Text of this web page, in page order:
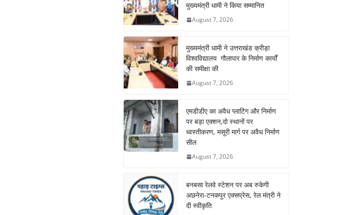
मुख्यमंत्री धामी ने किया सम्मानित
August 7, 2026
मुख्यमंत्री धामी ने उत्तराखंड क्रीड़ा
विश्वविद्यालय गौलापार के निर्माण कार्यों
की समीक्षा की
August 7, 2026
एमडीडीए का अवैध प्लाटिंग और निर्माण
पर बड़ा एक्शन,दो स्थानों पर
ध्वस्तीकरण, मसूरी मार्ग पर अवैध निर्माण
सील
August 7, 2026
बनबसा रेलवे स्टेशन पर अब रुकेगी
अछनेरा-टनकपुर एक्सप्रेस, रेल मंत्री ने
दी स्वीकृति